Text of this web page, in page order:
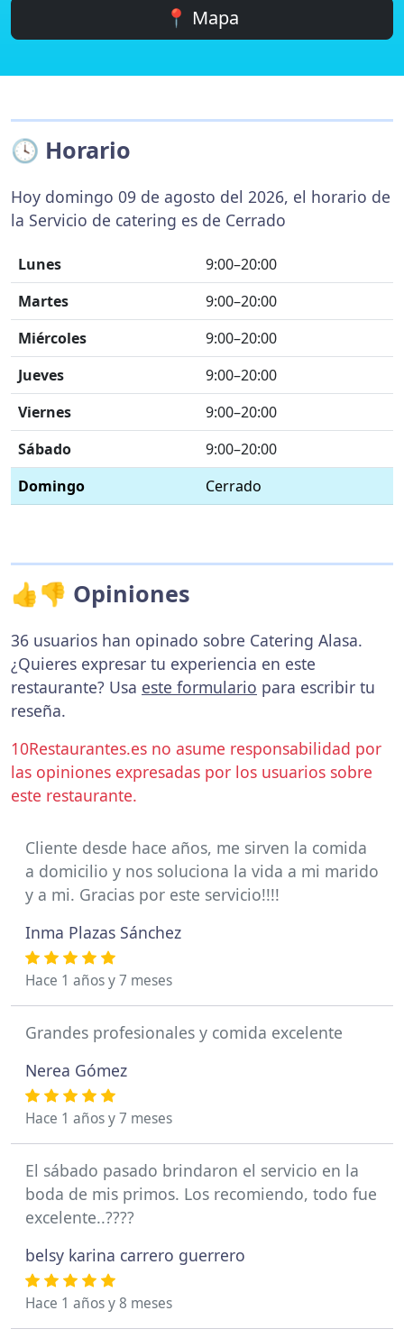
📍 Mapa
🕓 Horario
Hoy domingo 09 de agosto del 2026, el horario de
la Servicio de catering es de Cerrado
Lunes
9:00–20:00
Martes
9:00–20:00
Miércoles
9:00–20:00
Jueves
9:00–20:00
Viernes
9:00–20:00
Sábado
9:00–20:00
Domingo
Cerrado
👍👎 Opiniones
36 usuarios han opinado sobre Catering Alasa.
¿Quieres expresar tu experiencia en este
restaurante? Usa este formulario para escribir tu
reseña.
10Restaurantes.es no asume responsabilidad por
las opiniones expresadas por los usuarios sobre
este restaurante.
Cliente desde hace años, me sirven la comida
a domicilio y nos soluciona la vida a mi marido
y a mi. Gracias por este servicio!!!!
Inma Plazas Sánchez
Hace 1 años y 7 meses
Grandes profesionales y comida excelente
Nerea Gómez
Hace 1 años y 7 meses
El sábado pasado brindaron el servicio en la
boda de mis primos. Los recomiendo, todo fue
excelente..????
belsy karina carrero guerrero
Hace 1 años y 8 meses